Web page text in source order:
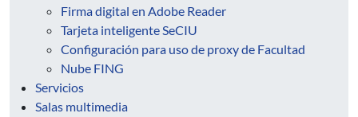
Firma digital en Adobe Reader
Tarjeta inteligente SeCIU
Configuración para uso de proxy de Facultad
Nube FING
Servicios
Salas multimedia